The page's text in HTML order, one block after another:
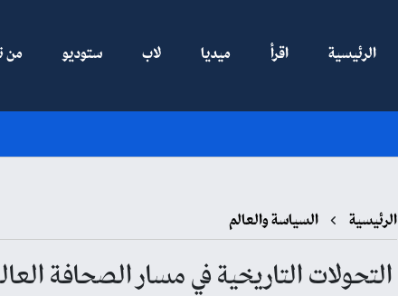
الرئيسية اقرأ ميديا لاب ستوديو من
الرئيسية السياسة والعالم
التحولات التاريخية في مسار الصحافة